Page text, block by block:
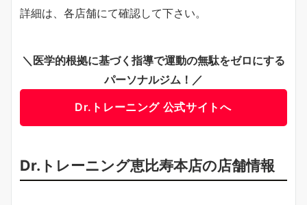
詳細は、各店舗にて確認して下さい。
＼医学的根拠に基づく指導で運動の無駄をゼロにする
パーソナルジム！／
Dr.トレーニング 公式サイトへ
Dr.トレーニング恵比寿本店の店舗情報